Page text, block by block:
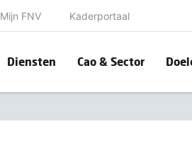
Mijn FNV Kaderportaal
Diensten Cao & Sector